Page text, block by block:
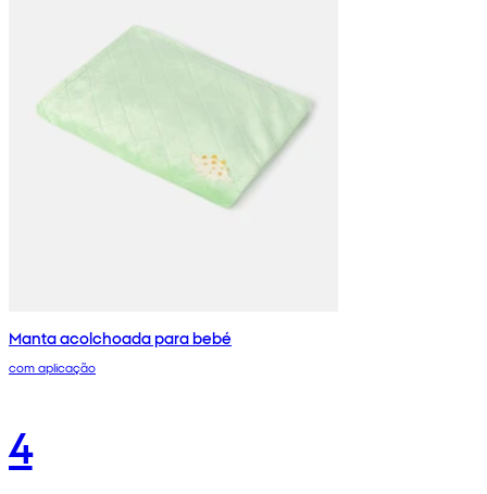
Manta acolchoada para bebé
com aplicação
4